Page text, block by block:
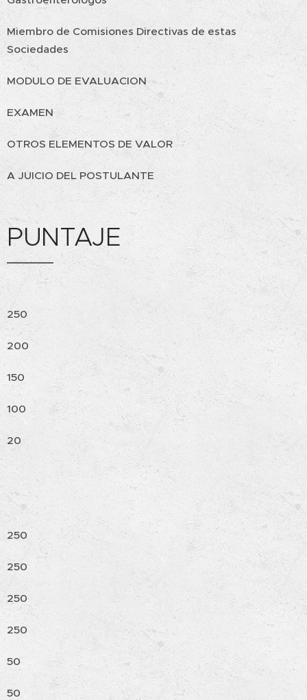
Miembro de Comisiones Directivas de estas
Sociedades
MODULO DE EVALUACION
EXAMEN
OTROS ELEMENTOS DE VALOR
A JUICIO DEL POSTULANTE
PUNTAJE
250
200
150
100
20
250
250
250
250
50
50